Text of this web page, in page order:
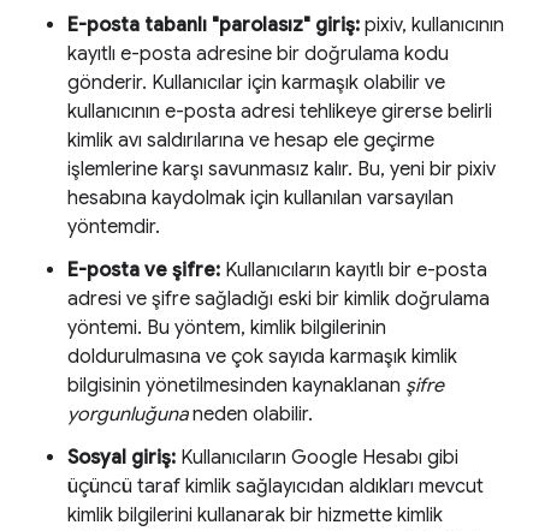
E-posta tabanlı "parolasız" giriş: pixiv, kullanıcının
kayıtlı e-posta adresine bir doğrulama kodu
gönderir. Kullanıcılar için karmaşık olabilir ve
kullanıcının e-posta adresi tehlikeye girerse belirli
kimlik avı saldırılarına ve hesap ele geçirme
işlemlerine karşı savunmasız kalır. Bu, yeni bir pixiv
hesabına kaydolmak için kullanılan varsayılan
yöntemdir.
E-posta ve şifre: Kullanıcıların kayıtlı bir e-posta
adresi ve şifre sağladığı eski bir kimlik doğrulama
yöntemi. Bu yöntem, kimlik bilgilerinin
doldurulmasına ve çok sayıda karmaşık kimlik
bilgisinin yönetilmesinden kaynaklanan şifre
yorgunluğunaneden olabilir.
Sosyal giriş: Kullanıcıların Google Hesabı gibi
üçüncü taraf kimlik sağlayıcıdan aldıkları mevcut
kimlik bilgilerini kullanarak bir hizmette kimlik